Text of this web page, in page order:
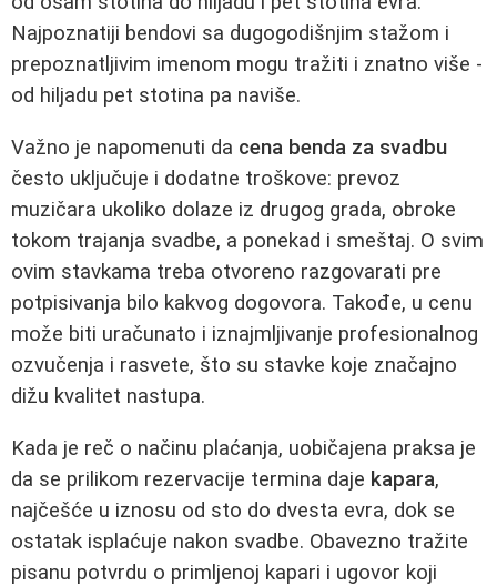
Najpoznatiji bendovi sa dugogodišnjim stažom i
prepoznatljivim imenom mogu tražiti i znatno više -
od hiljadu pet stotina pa naviše.
Važno je napomenuti da cena benda za svadbu
često uključuje i dodatne troškove: prevoz
muzičara ukoliko dolaze iz drugog grada, obroke
tokom trajanja svadbe, a ponekad i smeštaj. O svim
ovim stavkama treba otvoreno razgovarati pre
potpisivanja bilo kakvog dogovora. Takođe, u cenu
može biti uračunato i iznajmljivanje profesionalnog
ozvučenja i rasvete, što su stavke koje značajno
dižu kvalitet nastupa.
Kada je reč o načinu plaćanja, uobičajena praksa je
da se prilikom rezervacije termina daje kapara,
najčešće u iznosu od sto do dvesta evra, dok se
ostatak isplaćuje nakon svadbe. Obavezno tražite
pisanu potvrdu o primljenoj kapari i ugovor koji